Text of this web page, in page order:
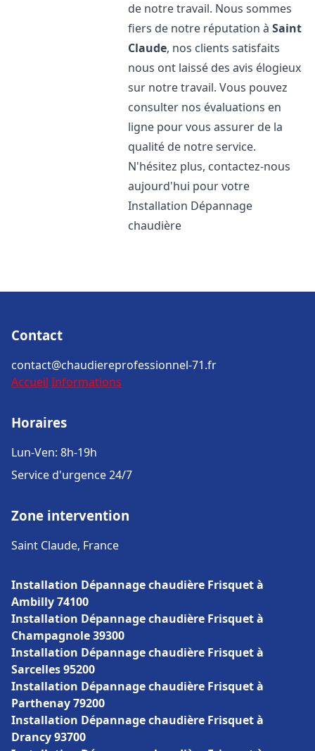
de notre travail. Nous sommes
fiers de notre réputation àSaint
Claude, nos clients satisfaits
nous ont laissé des avis élogieux
sur notre travail. Vous pouvez
consulter nos évaluations en
ligne pour vous assurer de la
qualité de notre service.
N'hésitez plus, contactez-nous
aujourd'hui pour votre
Installation Dépannage
chaudière
Contact
contact@chaudiereprofessionnel-71.fr
Accueil Informations
Horaires
Lun-Ven: 8h-19h
Service d'urgence 24/7
Zone intervention
Saint Claude, France
Installation Dépannage chaudière Frisquet à
Ambilly 74100
Installation Dépannage chaudière Frisquet à
Champagnole 39300
Installation Dépannage chaudière Frisquet à
Sarcelles 95200
Installation Dépannage chaudière Frisquet à
Parthenay 79200
Installation Dépannage chaudière Frisquet à
Drancy 93700